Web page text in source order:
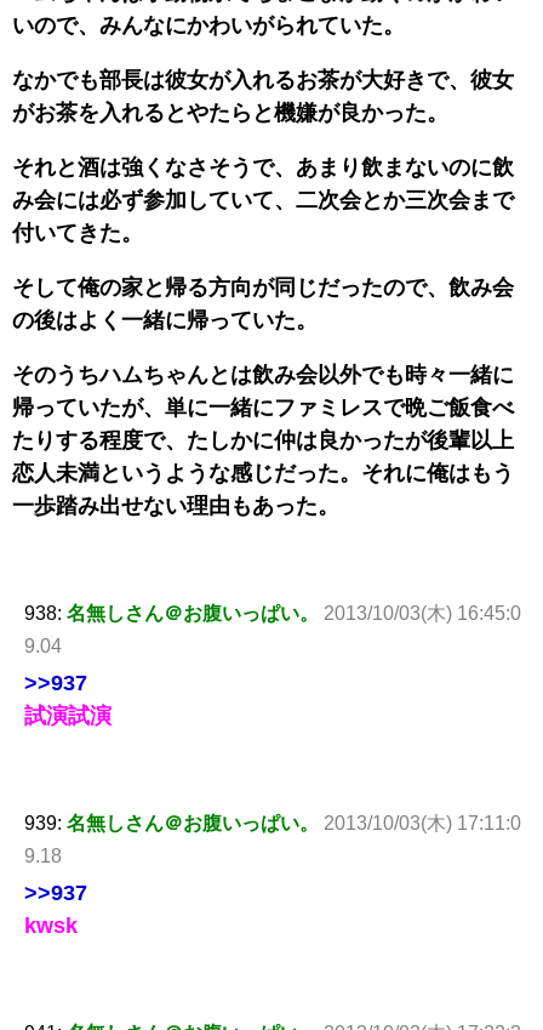
いので、みんなにかわいがられていた。
なかでも部長は彼女が入れるお茶が大好きで、彼女
がお茶を入れるとやたらと機嫌が良かった。
それと酒は強くなさそうで、あまり飲まないのに飲
み会には必ず参加していて、二次会とか三次会まで
付いてきた。
そして俺の家と帰る方向が同じだったので、飲み会
の後はよく一緒に帰っていた。
そのうちハムちゃんとは飲み会以外でも時々一緒に
帰っていたが、単に一緒にファミレスで晩ご飯食べ
たりする程度で、たしかに仲は良かったが後輩以上
恋人未満というような感じだった。それに俺はもう
一歩踏み出せない理由もあった。
938: 名無しさん＠お腹いっぱい。
2013/10/03(木) 16:45:0
9.04
>>937
試演試演
939: 名無しさん＠お腹いっぱい。
2013/10/03(木) 17:11:0
9.18
>>937
kwsk